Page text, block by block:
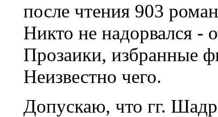
после чтения 903
Никто не надорвался -
Прозаики, избранные
Неизвестно чего.
Допускаю, что гг.